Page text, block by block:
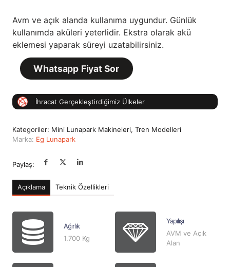
Avm ve açık alanda kullanıma uygundur. Günlük
kullanımda aküleri yeterlidir. Ekstra olarak akü
eklemesi yaparak süreyi uzatabilirsiniz.
Whatsapp Fiyat Sor
İhracat Gerçekleştirdiğimiz Ülkeler
Kategoriler: Mini Lunapark Makineleri, Tren Modelleri
Marka: Eg Lunapark
Paylaş:
Açıklama Teknik Özellikleri
Ağırlık
1.700 Kg
Yapılışı
AVM ve Açık
Alan